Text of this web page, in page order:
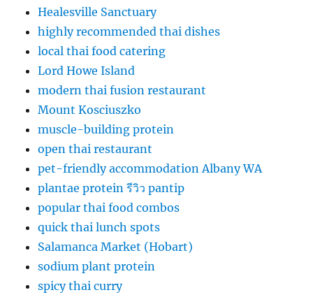
Healesville Sanctuary
highly recommended thai dishes
local thai food catering
Lord Howe Island
modern thai fusion restaurant
Mount Kosciuszko
muscle-building protein
open thai restaurant
pet-friendly accommodation Albany WA
plantae protein รีวิว pantip
popular thai food combos
quick thai lunch spots
Salamanca Market (Hobart)
sodium plant protein
spicy thai curry